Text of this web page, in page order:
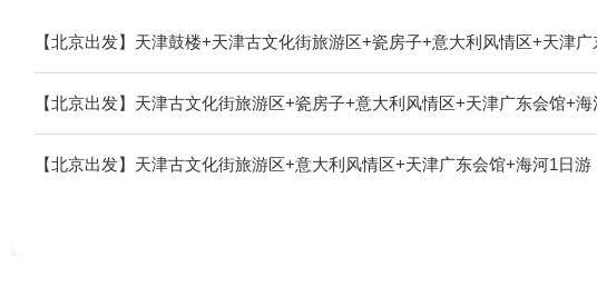
【北京出发】天津鼓楼+天津古文化街旅游区+瓷房子+意大利风情区+天津
【北京出发】天津古文化街旅游区+瓷房子+意大利风情区+天津广东会馆+
【北京出发】天津古文化街旅游区+意大利风情区+天津广东会馆+海河1日游